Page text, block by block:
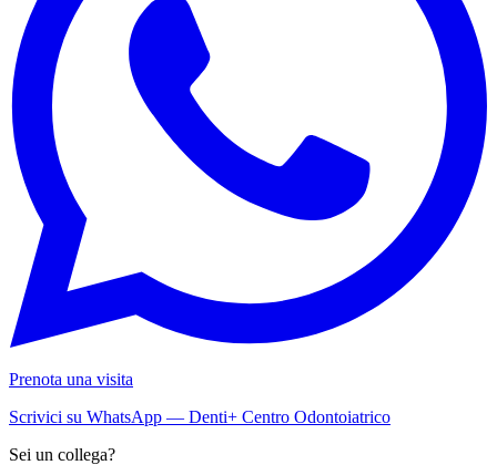
Prenota una visita
Scrivici su WhatsApp — Denti+ Centro Odontoiatrico
Sei un collega?